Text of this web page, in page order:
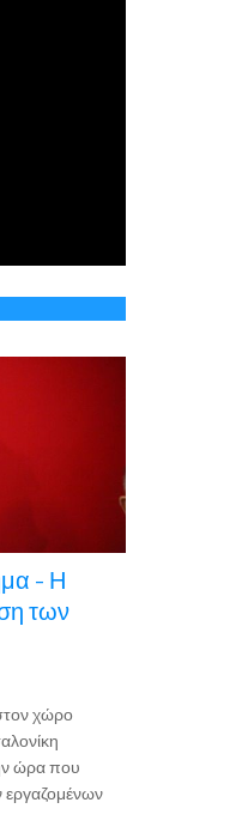
- Η
των
χώρο
ώρα που
εργαζομένων